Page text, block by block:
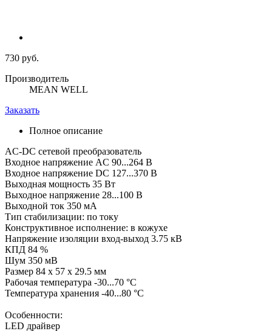
730 руб.
Производитель
MEAN WELL
Заказать
Полное описание
AC-DC сетевой преобразователь
Входное напряжение AC 90...264 В
Входное напряжение DC 127...370 В
Выходная мощность 35 Вт
Выходное напряжение 28...100 В
Выходной ток 350 мА
Тип стабилизации: по току
Конструктивное исполнение: в кожухе
Напряжение изоляции вход-выход 3.75 кВ
КПД 84 %
Шум 350 мВ
Размер 84 x 57 x 29.5 мм
Рабочая температура -30...70 °C
Температура хранения -40...80 °C
Особенности:
LED драйвер